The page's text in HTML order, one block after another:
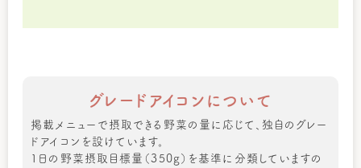
グレードアイコンについて
掲載メニューで摂取できる野菜の量に応じて、独自のグレー
ドアイコンを設けています。
1日の野菜摂取目標量（350g）を基準に分類していますの